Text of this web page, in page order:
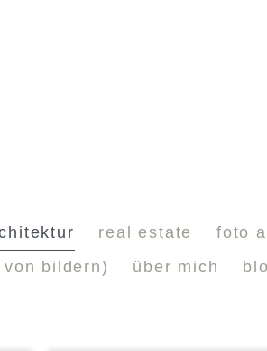
real estate
foto
bildern) über mich